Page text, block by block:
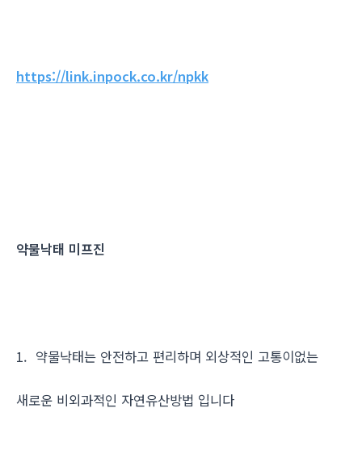
https://link.inpock.co.kr/npkk
약물낙태 미프진
1. 약물낙태는 안전하고 편리하며 외상적인 고통이없는
새로운 비외과적인 자연유산방법 입니다